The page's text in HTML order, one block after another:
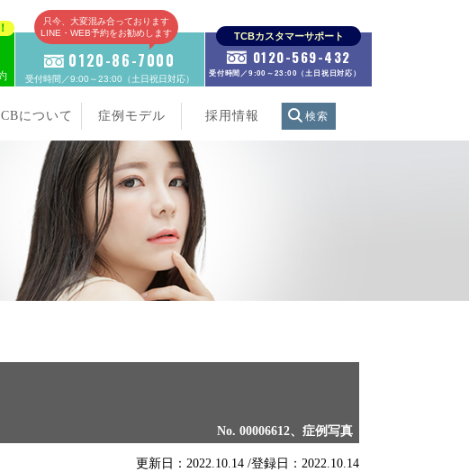
只今、大変混み合っております
LINE・WEB予約をお勧めします
0120-86-7000
受付時間／9:00～23:00（土日祝日対応）
TCBカスタマーサポート
0120-569-432
受付時間／9:00～23:00（土日祝日対応）
について 症例モデル 採用情報 検索
No. 00006612、症例写真
更新日：2022.10.14 /登録日：2022.10.14